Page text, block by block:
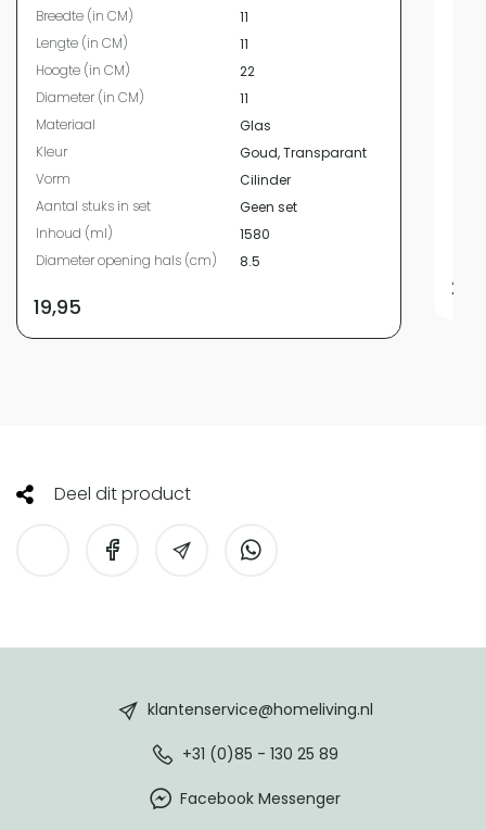
Breedte (in CM)
11
Lengte (in CM)
11
Hoogte (in CM)
22
Diameter (in CM)
11
Materiaal
Glas
Kleur
Goud, Transparant
Vorm
Cilinder
Aantal stuks in set
Geen set
Inhoud (ml)
1580
Diameter opening hals (cm)
8.5
19,95
Deel dit product
klantenservice@homeliving.nl
+31 (0)85 - 130 25 89
Facebook Messenger